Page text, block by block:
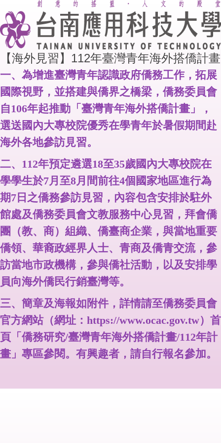
【海外見習】112年臺灣青年海外搭僑計畫
一、為增進臺灣青年認識政府僑務工作，拓展
國際視野，並搭建與僑界之橋梁，僑務委員會
自106年起推動「臺灣青年海外搭僑計畫」，
選送國內大專校院優秀在學青年於暑假期間赴
海外各地參訪見習。
二、112年預定遴選18至35歲國內大專校院在
學學生於7月至8月間前往4個國家地區進行為
期7日之僑務參訪見習，內容包含安排於駐外
館處及僑務委員會文教服務中心見習，拜會僑
團（教、商）組織、僑臺商企業，與當地重要
僑領、華裔政經界人士、青商及僑青交流，參
訪當地市政機構，參與僑社活動，以及安排學
員向海外僑民行銷臺灣等。
三、簡章及海報如附件，詳情請至僑務委員會
官方網站（網址：https://www.ocac.gov.tw）首
頁「僑務研究/臺灣青年海外搭僑計畫/112年計
畫」專區參閱。有興趣者，請自行報名參加。